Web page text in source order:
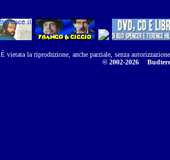
È vietata la riproduzione, anche parziale, senza
© 2002-2026